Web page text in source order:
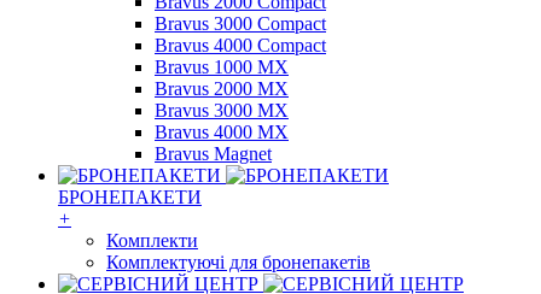
Bravus 3000 Compact
Bravus 4000 Compact
Bravus 1000 MX
Bravus 2000 MX
Bravus 3000 MX
Bravus 4000 MX
Bravus Magnet
БРОНЕПАКЕТИ
+
Комплекти
Комплектуючі для бронепакетів